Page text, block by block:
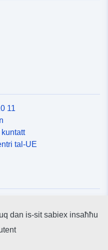
11
kuntatt
tal-UE
UE
dan is-sit sabiex insaħħu